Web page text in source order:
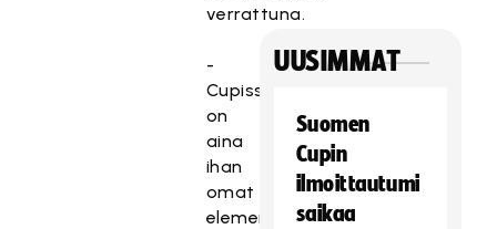
verrattuna.
-
Cupissa
on
aina
ihan
omat
elementtinsä.
UUSIMMAT
Suomen
Cupin
ilmoittautumi
saikaa